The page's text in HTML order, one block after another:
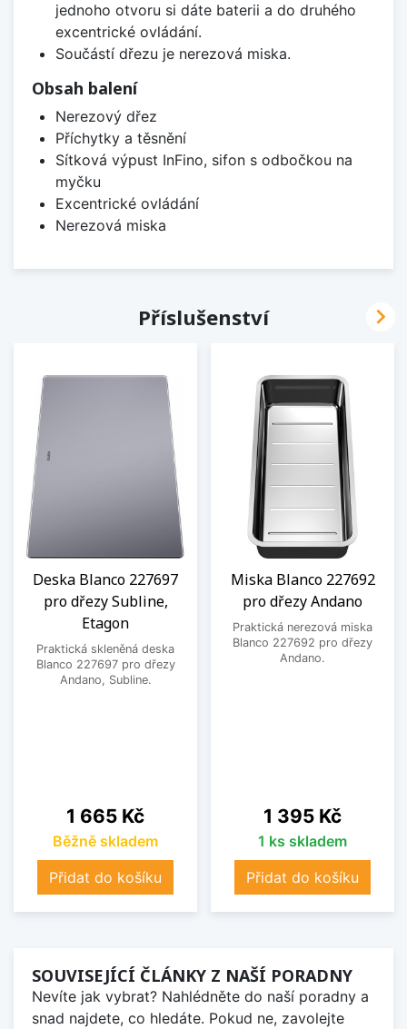
jednoho otvoru si dáte baterii a do druhého
excentrické ovládání.
Součástí dřezu je nerezová miska.
Obsah balení
Nerezový dřez
Příchytky a těsnění
Sítková výpust InFino, sifon s odbočkou na
myčku
Excentrické ovládání
Nerezová miska
Příslušenství
Deska Blanco 227697
pro dřezy Subline,
Etagon
Praktická skleněná deska
Blanco 227697 pro dřezy
Andano, Subline.
Cena
1 665 Kč
Běžně skladem
Přidat do košíku
Miska Blanco 227692
pro dřezy Andano
Praktická nerezová miska
Blanco 227692 pro dřezy
Andano.
Cena
1 395 Kč
1 ks skladem
Přidat do košíku

SOUVISEJÍCÍ ČLÁNKY Z NAŠÍ PORADNY
Nevíte jak vybrat? Nahlédněte do naší poradny a
snad najdete, co hledáte. Pokud ne, zavolejte